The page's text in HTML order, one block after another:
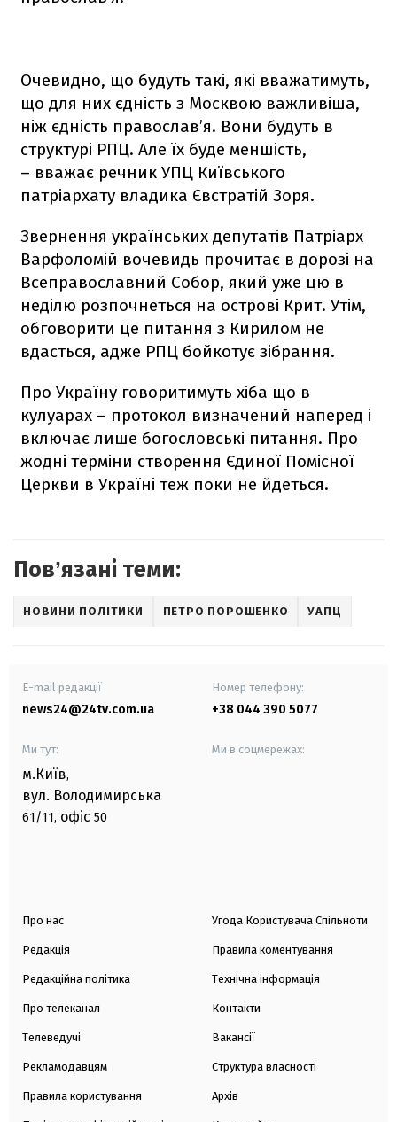
Очевидно, що будуть такі, які вважатимуть,
що для них єдність з Москвою важливіша,
ніж єдність православ’я. Вони будуть в
структурі РПЦ. Але їх буде меншість,
– вважає речник УПЦ Київського
патріархату владика Євстратій Зоря.
Звернення українських депутатів Патріарх
Варфоломій вочевидь прочитає в дорозі на
Всеправославний Собор, який уже цю в
неділю розпочнеться на острові Крит. Утім,
обговорити це питання з Кирилом не
вдасться, адже РПЦ бойкотує зібрання.
Про Україну говоритимуть хіба що в
кулуарах – протокол визначений наперед і
включає лише богословські питання. Про
жодні терміни створення Єдиної Помісної
Церкви в Україні теж поки не йдеться.
Повʼязані теми:
НОВИНИ ПОЛІТИКИ ПЕТРО ПОРОШЕНКО УАПЦ
E-mail редакції
news24@24tv.com.ua
Номер телефону:
+38 044 390 5077
Ми тут:
м.Київ,
вул. Володимирська
61/11, офіс 50
Ми в соцмережах:
Про нас
Редакція
Редакційна політика
Про телеканал
Телеведучі
Рекламодавцям
Правила користування
Угода Користувача Спільноти
Правила коментування
Технічна інформація
Контакти
Вакансії
Структура власності
Архів